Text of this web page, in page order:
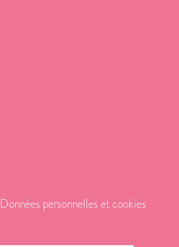
Données personnelles et cookies